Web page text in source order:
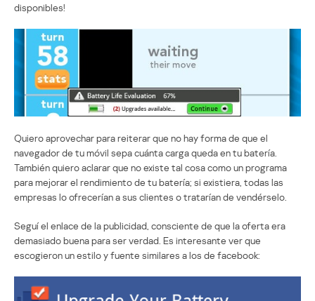
disponibles!
Quiero aprovechar para reiterar que no hay forma de que el
navegador de tu móvil sepa cuánta carga queda en tu batería.
También quiero aclarar que no existe tal cosa como un programa
para mejorar el rendimiento de tu batería; si existiera, todas las
empresas lo ofrecerían a sus clientes o tratarían de vendérselo.
Seguí el enlace de la publicidad, consciente de que la oferta era
demasiado buena para ser verdad. Es interesante ver que
escogieron un estilo y fuente similares a los de facebook: